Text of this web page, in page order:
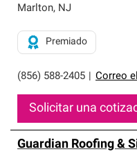
exclusiva y cumplen
Solo ellos pueden
sistemas de techos.
Marlton, NJ
(856) 588-2405 Correo
Premiado
Solicitar una
Guardian Roofing &